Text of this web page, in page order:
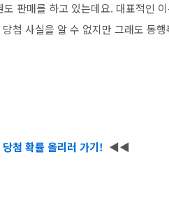
판매를 하고 있는데요. 대표적인
첨 사실을 알 수 없지만 그래도 동
당첨 확률 올리러 가기! ◀◀